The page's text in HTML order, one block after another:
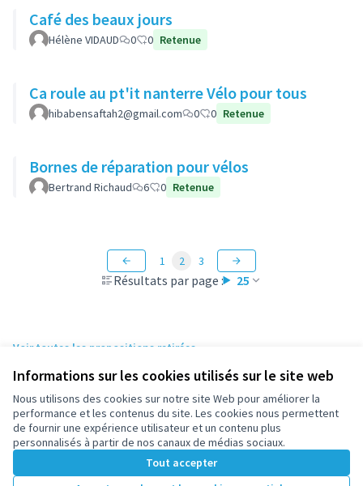
Informations sur les cookies utilisés sur le site web
Nous utilisons des cookies sur notre site Web pour améliorer la
performance et les contenus du site. Les cookies nous permettent
de fournir une expérience utilisateur et un contenu plus
personnalisés à partir de nos canaux de médias sociaux.
Tout accepter
Café des beaux jours
Hélène VIDAUD 0 0 Retenue
Ca roule au pt'it nanterre Vélo pour tous
hibabensaftah2@gmail.com 0 0 Retenue
Bornes de réparation pour vélos
Bertrand Richaud 6 0 Retenue
Résultats par page : 25
1 2 3
Voir toutes les propositions retirées
Conditions d'utilisation
Paramètres des cookies
participez.nanterre.fr sur X
(Lien externe)
participez.nanterre.fr sur Facebook
participez.nanterre.fr sur Instagram
participez.nanterre.fr sur YouTube
(Lien externe)
participez.nanterre.fr sur GitHub
(Lien externe)